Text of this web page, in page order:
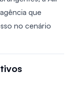
que
no cenário